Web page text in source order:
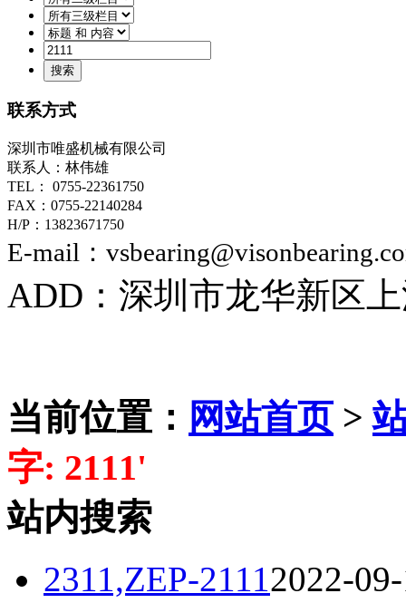
联系方式
深圳市唯盛机械有限公司
联系人：林伟雄
TEL： 0755-22361750
FAX：0755-22140284
H/P：13823671750
E-mail：
ADD：深圳市龙华新区
当前位置： 网站首页>
字: 2111'
站内搜索
2311,ZEP-21112022-